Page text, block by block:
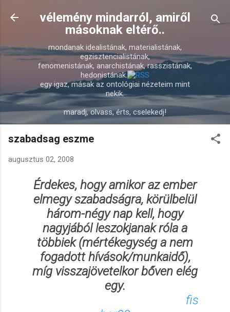
Ugrás a fő tartalomra
vélemény mindarról, amiről
másoknak eltérő..
mondanak idealistának, materialistának,
egzisztencialistának,
fenomenistának, anarchistának, rasszistának,
hedonistának.
egy igaz, másak az ontológiai nézeteim mint
nekik.
maradj, olvass, érts, cselekedj!
szabadsag eszme
augusztus 02, 2008
Érdekes, hogy amikor az ember
elmegy szabadságra, körülbelül
három-négy nap kell, hogy
nagyjából leszokjanak róla a
többiek(mértékegység a nem
fogadott hívások/munkaidő),
míg visszajövetelkor bőven elég
egy.
fis